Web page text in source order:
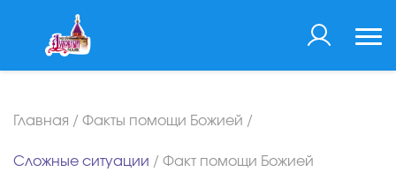
Главная / Факты помощи Божией /
Сложные ситуации / Факт помощи Божией